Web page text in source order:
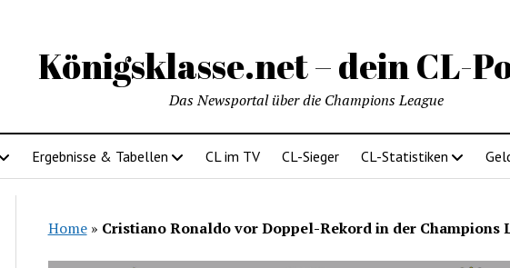
Königsklasse.net – dein CL-
Das Newsportal über die Champions League
Ergebnisse & Tabellen CL im TV CL-Sieger CL-Statistiken
Home» Cristiano Ronaldo vor Doppel-Rekord in der Champions